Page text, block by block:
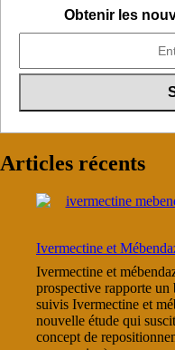
Obtenir les
Articles récents
Ivermectine et
Ivermectine et
prospective rapporte un
suivis Ivermectine et
nouvelle étude qui
concept de